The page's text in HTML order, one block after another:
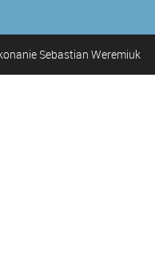
Sebastian Weremiuk